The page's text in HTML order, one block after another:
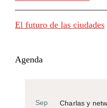
El futuro de las ciudades
Agenda
Charlas y
Sep